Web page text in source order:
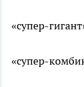
«супер-
«супер-